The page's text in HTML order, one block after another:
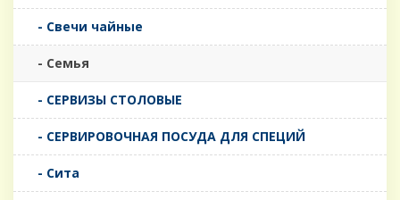
- Свечи чайные
- Семья
- СЕРВИЗЫ СТОЛОВЫЕ
- СЕРВИРОВОЧНАЯ ПОСУДА ДЛЯ СПЕЦИЙ
- Сита